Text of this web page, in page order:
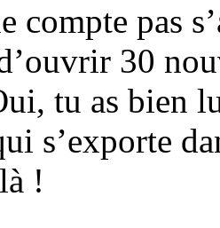
compte pas
30
tu as bien
s’exporte
!